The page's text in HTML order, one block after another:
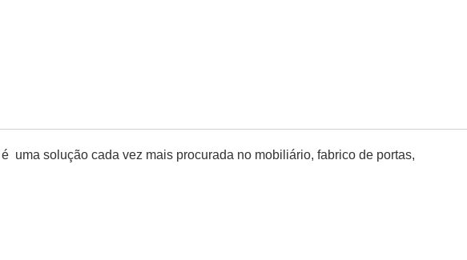
uma solução cada vez mais procurada no mobiliário, fabrico de portas,